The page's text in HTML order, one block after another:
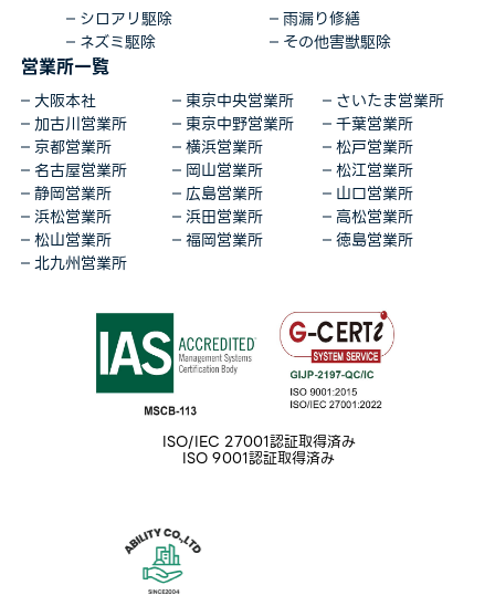
シロアリ駆除
雨漏り修繕
ネズミ駆除
その他害獣駆除
営業所一覧
大阪本社 東京中央営業所
さいたま営業所
加古川営業所
東京中野営業所
千葉営業所
京都営業所
横浜営業所
松戸営業所
名古屋営業所
岡山営業所
松江営業所
静岡営業所
広島営業所
山口営業所
浜松営業所
浜田営業所
高松営業所
松山営業所
福岡営業所
徳島営業所
北九州営業所
ISO/IEC 27001認証取得済み
ISO 9001認証取得済み